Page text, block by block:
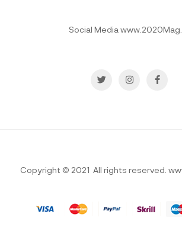
Social Media
Copyright © 2021 All rights reserved.